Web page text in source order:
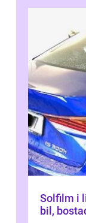
Solfilm i linköping
bil,